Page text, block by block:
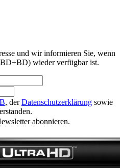
und wir informieren Sie, wenn
wieder verfügbar ist.
, derDatenschutzerklärung sowie
abonnieren.